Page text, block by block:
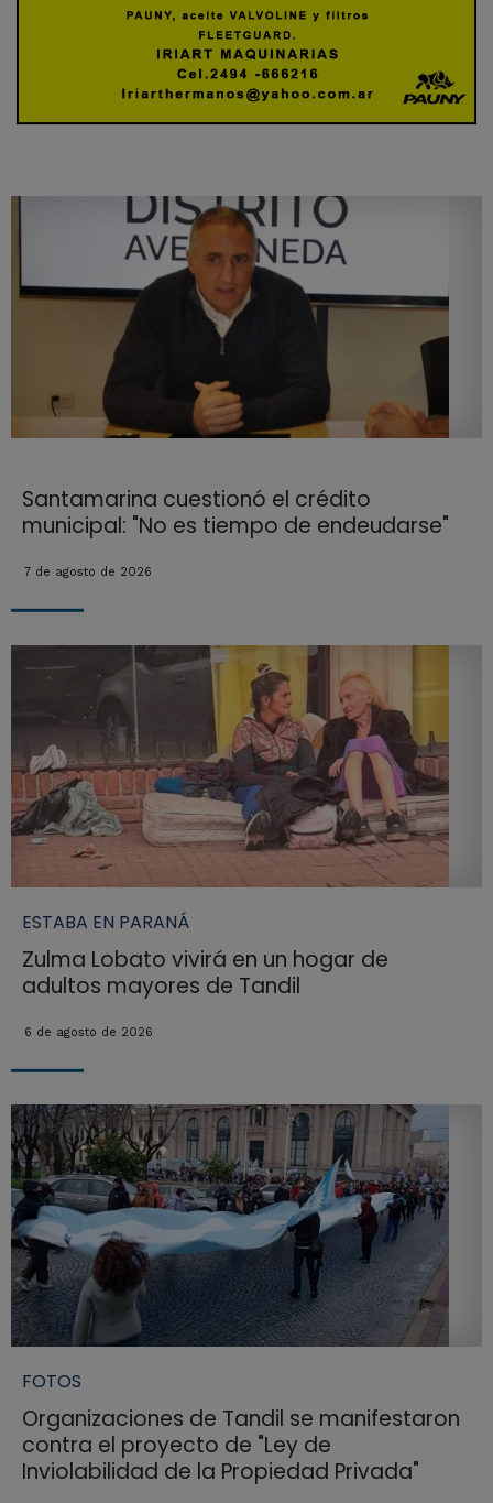
Santamarina cuestionó el crédito
municipal: "No es tiempo de endeudarse"
7 de agosto de 2026
ESTABA EN PARANÁ
Zulma Lobato vivirá en un hogar de
adultos mayores de Tandil
6 de agosto de 2026
FOTOS
Organizaciones de Tandil se manifestaron
contra el proyecto de "Ley de
Inviolabilidad de la Propiedad Privada"